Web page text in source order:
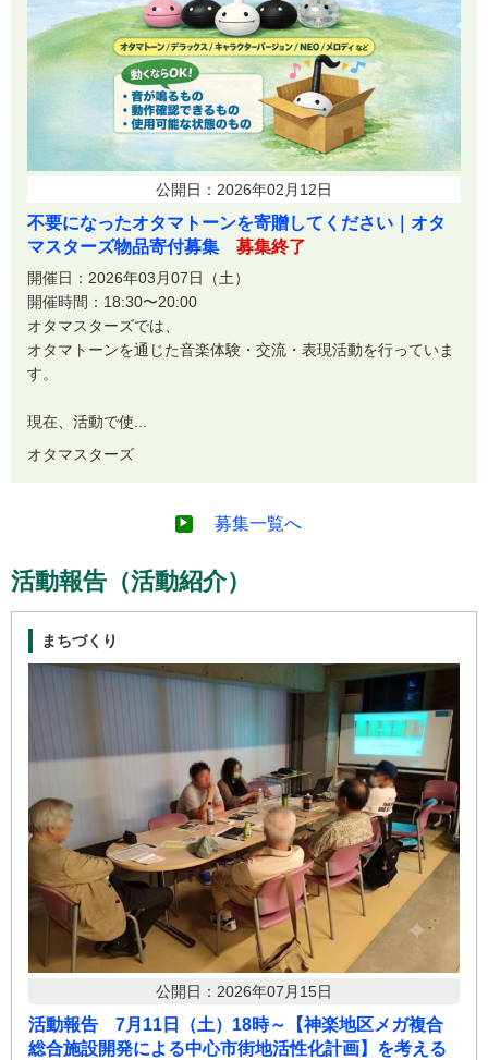
公開日：2026年02月12日
不要になったオタマトーンを寄贈してください｜オタ
マスターズ物品寄付募集
募集終了
開催日：2026年03月07日（土）
開催時間：18:30〜20:00
オタマスターズでは、
オタマトーンを通じた音楽体験・交流・表現活動を行っていま
す。
現在、活動で使...
オタマスターズ
募集一覧へ
活動報告（活動紹介）
まちづくり
公開日：2026年07月15日
活動報告 7月11日（土）18時～【神楽地区メガ複合
総合施設開発による中心市街地活性化計画】を考える